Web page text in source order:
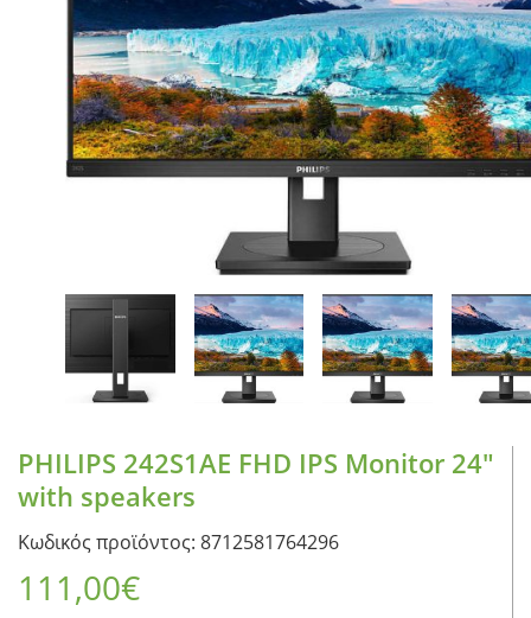
CASE FANS
LIQUID COOLERS
CPU COOLERS
ΕΙΚΟΝΑ-ΗΧΟΣ
ACCESSORIES
ΠΡΟΣΩΠΙΚΗ ΦΡΟΝΤΙΔΑ
PHILIPS 242S1AE FHD IPS Monitor 24″
with speakers
Κωδικός προϊόντος: 8712581764296
111,00€